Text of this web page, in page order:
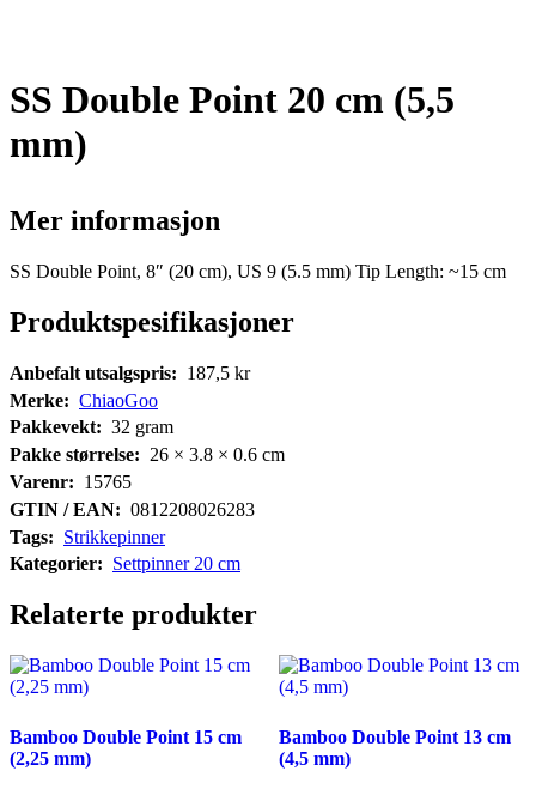
SS Double Point 20 cm (5,5
mm)
Mer informasjon
SS Double Point, 8″ (20 cm), US 9 (5.5 mm) Tip Length: ~15 cm
Produktspesifikasjoner
Anbefalt utsalgspris: 187,5 kr
Merke: ChiaoGoo
Pakkevekt: 32 gram
Pakke størrelse: 26 × 3.8 × 0.6 cm
Varenr: 15765
GTIN / EAN: 0812208026283
Tags: Strikkepinner
Kategorier: Settpinner 20 cm
Relaterte produkter
Bamboo Double Point 15 cm
(2,25 mm)
Bamboo Double Point 13 cm
(4,5 mm)